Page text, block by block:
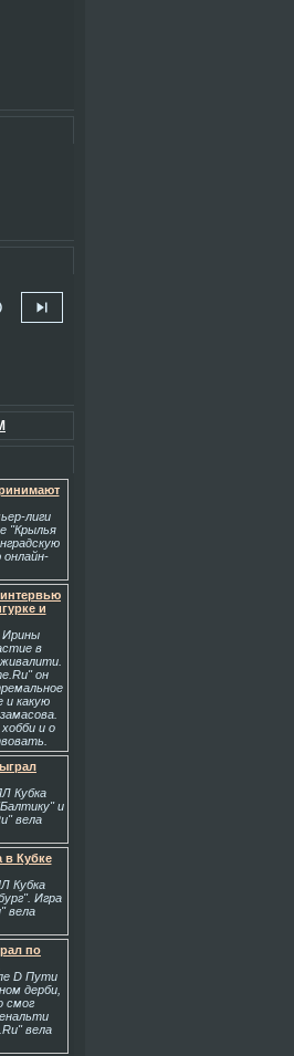
skip_next
лиги
"Крылья
интервью
и
Ирины
в
он
и какую
и о
Кубка
и
вела
в Кубке
Кубка
Игра
вела
по
D Пути
дерби,
смог
вела